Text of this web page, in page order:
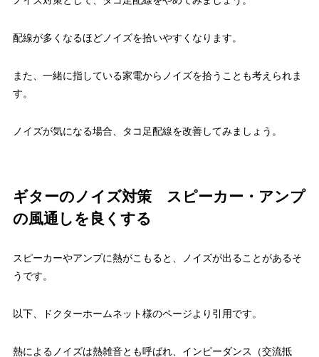
配線が多くなるほどノイズを拾いやすくなります。
また、一緒に指している家電からノイズを拾うことも考えられま
す。
ノイズが気になる場合、タコ足配線を改善してみましょう。
ギターのノイズ対策 スピーカー・アンプ
の風通しを良くする
スピーカーやアンプに熱がこもると、ノイズが出ることがあるそ
うです。
以下、ドクターホームネット様のページより引用です。
熱によるノイズは熱雑音とも呼ばれ、インピーダンス（交流抵